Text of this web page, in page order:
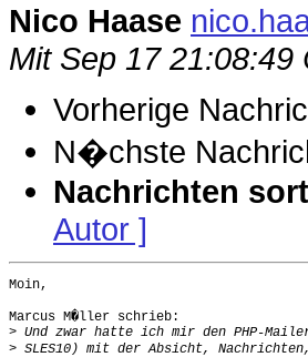
Nico Haase
Mit Sep 17 21:08:49
Vorherige
N�chste
Nachrichten
Autor ]
Moin,
Marcus M�ller schrieb:
>
>